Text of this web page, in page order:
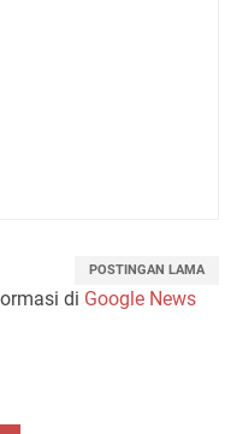
POSTINGAN LAMA
di Google News